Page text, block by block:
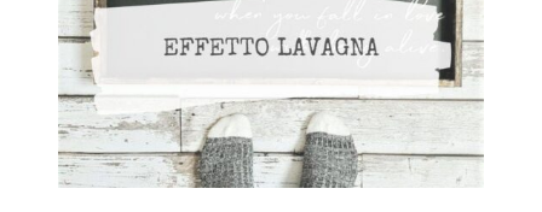
nero,
non
solo
lavagna